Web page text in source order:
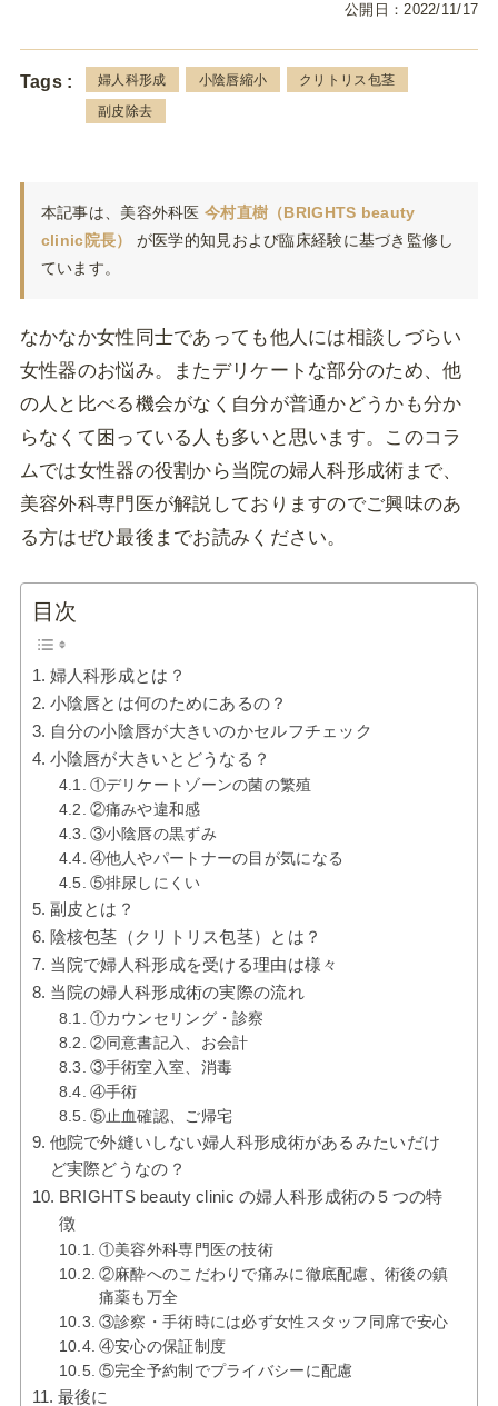
公開日：2022/11/17
Tags : 婦人科形成 小陰唇縮小 クリトリス包茎
副皮除去
本記事は、美容外科医今村直樹（BRIGHTS beauty
clinic院長）
が医学的知見および臨床経験に基づき監修し
ています。
なかなか女性同士であっても他人には相談しづらい
女性器のお悩み。またデリケートな部分のため、他
の人と比べる機会がなく自分が普通かどうかも分か
らなくて困っている人も多いと思います。このコラ
ムでは女性器の役割から当院の婦人科形成術まで、
美容外科専門医が解説しておりますのでご興味のあ
る方はぜひ最後までお読みください。
目次
婦人科形成とは？
小陰唇とは何のためにあるの？
自分の小陰唇が大きいのかセルフチェック
小陰唇が大きいとどうなる？
①デリケートゾーンの菌の繁殖
②痛みや違和感
③小陰唇の黒ずみ
④他人やパートナーの目が気になる
⑤排尿しにくい
副皮とは？
陰核包茎（クリトリス包茎）とは？
当院で婦人科形成を受ける理由は様々
当院の婦人科形成術の実際の流れ
①カウンセリング・診察
②同意書記入、お会計
③手術室入室、消毒
④手術
⑤止血確認、ご帰宅
他院で外縫いしない婦人科形成術があるみたいだけ
ど実際どうなの？
BRIGHTS beauty clinic の婦人科形成術の５つの特
徴
①美容外科専門医の技術
②麻酔へのこだわりで痛みに徹底配慮、術後の鎮
痛薬も万全
③診察・手術時には必ず女性スタッフ同席で安心
④安心の保証制度
⑤完全予約制でプライバシーに配慮
最後に